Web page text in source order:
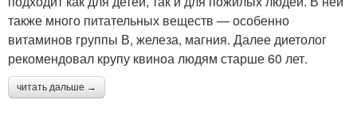
также много питательных веществ — особенно
витаминов группы В, железа, магния. Далее диетолог
рекомендовал крупу квиноа людям старше 60 лет.
читать дальше →